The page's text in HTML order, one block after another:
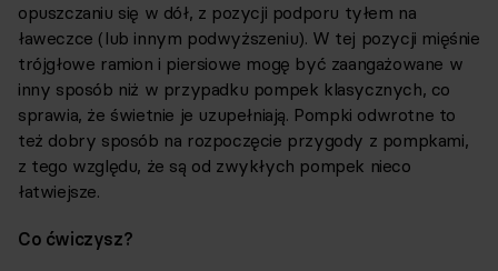
opuszczaniu się w dół, z pozycji podporu tyłem na
ławeczce (lub innym podwyższeniu). W tej pozycji mięśnie
trójgłowe ramion i piersiowe mogę być zaangażowane w
inny sposób niż w przypadku pompek klasycznych, co
sprawia, że świetnie je uzupełniają. Pompki odwrotne to
też dobry sposób na rozpoczęcie przygody z pompkami,
z tego względu, że są od zwykłych pompek nieco
łatwiejsze.
Co ćwiczysz?